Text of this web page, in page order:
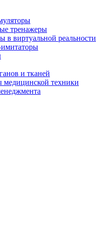
тренажеры
в виртуальной реальности
и тканей
медицинской техники